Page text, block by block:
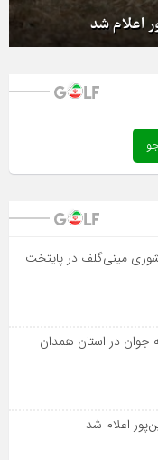
اعلام شد
مینی‌گلف در پایتخت
جوان در استان همدان
اعلام شد